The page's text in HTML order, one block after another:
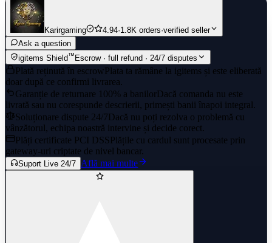
Karirgaming 4.94·1.8K orders·verified seller
Ask a question
igitems Shield™ Escrow · full refund · 24/7 disputes
Plată reținută în escrowPlata ta rămâne la igitems și este eliberată
doar după ce confirmi livrarea.
Garanție de returnare 100% a banilorDacă comanda nu este
livrată sau nu corespunde descrierii, primești banii înapoi integral.
Soluționare dispute 24/7Dacă nu poți rezolva o problemă cu
vânzătorul, echipa noastră intervine și decide corect.
Plăți certificate PCI DSSPlățile cu cardul sunt procesate prin
gateway-uri criptate de nivel bancar.
Suport Live 24/7 Află mai multe